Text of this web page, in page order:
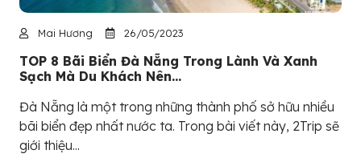
Mai Hương 26/05/2023
TOP 8 Bãi Biển Đà Nẵng Trong Lành Và Xanh
Sạch Mà Du Khách Nên...
Đà Nẵng là một trong những thành phố sở hữu nhiều
bãi biển đẹp nhất nước ta. Trong bài viết này, 2Trip sẽ
giới thiệu...